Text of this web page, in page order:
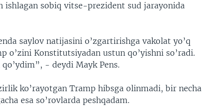
ishlagan sobiq vitse-prezident sud jarayonida
saylov natijasini o’zgartirishga vakolat yo’q
o’zini Konstitutsiyadan ustun qo’yishni so’radi.
- deydi Mayk Pens.
ko’rayotgan Tramp hibsga olinmadi, bir necha
esa so’rovlarda peshqadam.